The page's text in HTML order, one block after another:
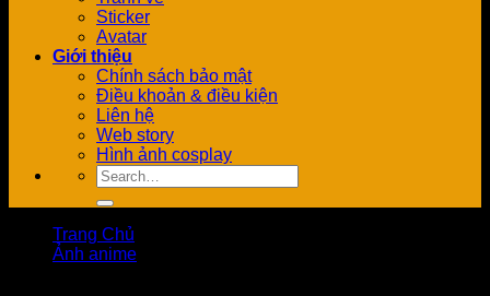
Sticker
Avatar
Giới thiệu
Chính sách bảo mật
Điều khoản & điều kiện
Liên hệ
Web story
Hình ảnh cosplay
Trang Chủ
Ảnh anime